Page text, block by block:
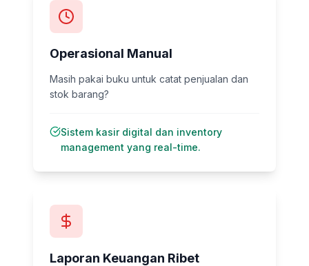
Operasional Manual
Masih pakai buku untuk catat penjualan dan
stok barang?
Sistem kasir digital dan inventory
management yang real-time.
Laporan Keuangan Ribet